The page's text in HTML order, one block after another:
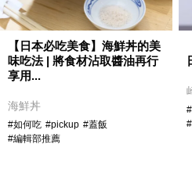
【日本必吃美食】海鮮丼的美
味吃法 | 將食材沾取醬油再行
享用...
海鮮丼
#如何吃 #pickup #蓋飯
#編輯部推薦